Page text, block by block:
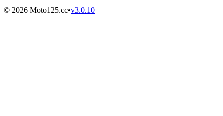
© 2026 Moto125.cc•v3.0.10